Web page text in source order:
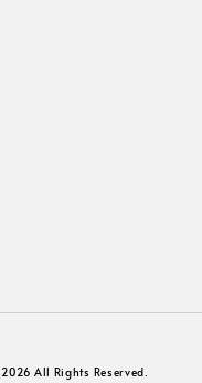
2026 All Rights Reserved.